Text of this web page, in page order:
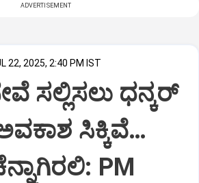
ADVERTISEMENT
22, 2025, 2:40 PM IST
ಸಲ್ಲಿಸಲು ಧನ್ಕರ್‌
ಸಿಕ್ಕಿವೆ…
PM